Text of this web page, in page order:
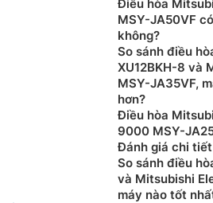
Làm lạnh nhanh / sưởi
Điều hòa
MSY-JA50VF
không?
So sánh điều
XU12BKH-8 và
MSY-JA35VF,
hơn?
Điều hòa
9000 MSY-
Đánh giá chi tiết
So sánh điều
và Mitsubishi
máy nào tốt